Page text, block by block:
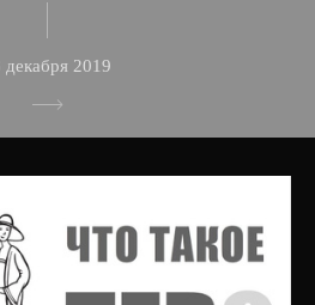
декабря 2019